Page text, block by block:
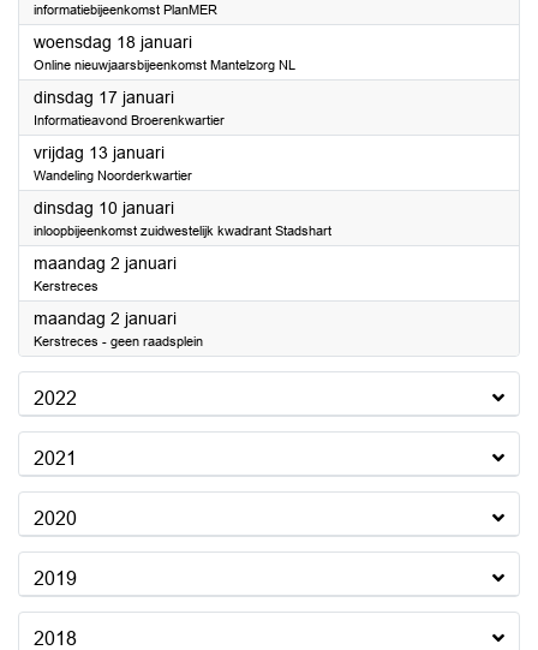
informatiebijeenkomst PlanMER
woensdag 18 januari2023
Online nieuwjaarsbijeenkomst Mantelzorg NL
dinsdag 17 januari2023
Informatieavond Broerenkwartier
vrijdag 13 januari2023
Wandeling Noorderkwartier
dinsdag 10 januari2023
inloopbijeenkomst zuidwestelijk kwadrant Stadshart
maandag 2 januari2023
Kerstreces
maandag 2 januari2023
Kerstreces - geen raadsplein
2022
2021
2020
2019
2018